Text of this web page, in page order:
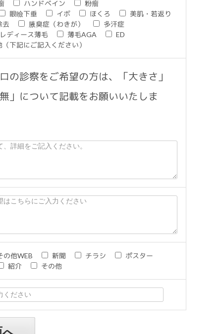
ハンドベイン
粉瘤
眼瞼下垂 イボ ほくろ
美肌・若返り
去 腋臭症（わきが）
多汗症
レディース薄毛 薄毛AGA
ED
（下記にご記入ください）
の診察をご希望の方は、「大きさ」
」について記載をお願いいたしま
の他WEB 新聞 チラシ
ポスター
紹介 その他